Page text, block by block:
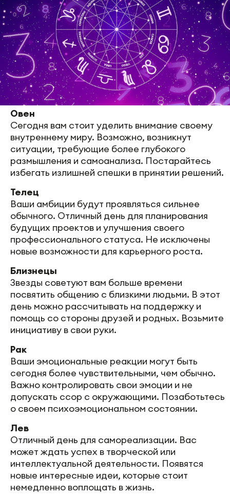
Овен
Сегодня вам стоит уделить внимание своему
внутреннему миру. Возможно, возникнут
ситуации, требующие более глубокого
размышления и самоанализа. Постарайтесь
избегать излишней спешки в принятии решений.
Телец
Ваши амбиции будут проявляться сильнее
обычного. Отличный день для планирования
будущих проектов и улучшения своего
профессионального статуса. Не исключены
новые возможности для карьерного роста.
Близнецы
Звезды советуют вам больше времени
посвятить общению с близкими людьми. В этот
день можно рассчитывать на поддержку и
помощь со стороны друзей и родных. Возьмите
инициативу в свои руки.
Рак
Ваши эмоциональные реакции могут быть
сегодня более чувствительными, чем обычно.
Важно контролировать свои эмоции и не
допускать ссор с окружающими. Позаботьтесь
о своем психоэмоциональном состоянии.
Лев
Отличный день для самореализации. Вас
может ждать успех в творческой или
интеллектуальной деятельности. Появятся
новые интересные идеи, которые стоит
немедленно воплощать в жизнь.